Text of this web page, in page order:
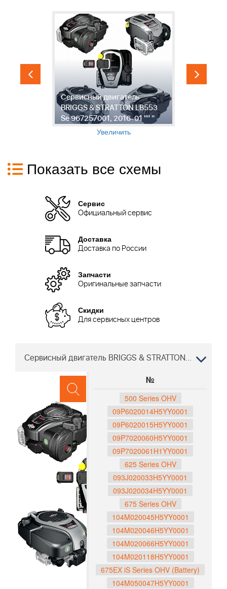
Сервисный двигатель
BRIGGS & STRATTON LB553
Se 967257001, 2016-01 "" "
Увеличить
Показать все схемы
Сервис
Официальный сервис
Доставка
Доставка по России
Запчасти
Оригинальные запчасти
Скидки
Для сервисных центров
Сервисный двигатель BRIGGS & STRATTON LB553 Se 967257001, 2016-01 "" "
№
500 Series OHV
09P6020014H5YY0001
09P6020015H5YY0001
09P7020060H5YY0001
09P7020061H1YY0001
625 Series OHV
093J020033H5YY0001
093J020034H5YY0001
675 Series OHV
104M020045H5YY0001
104M020046H5YY0001
104M020066H5YY0001
104M020118H5YY0001
675EX iS Series OHV (Battery)
104M050047H5YY0001